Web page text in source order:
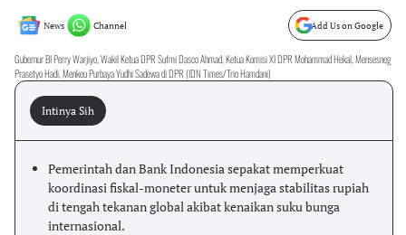
News Channel Add Us on Google
Gubernur BI Perry Warjiyo, Wakil Ketua DPR Sufmi Dasco Ahmad, Ketua Komisi XI DPR Mohammad Hekal, Mensesneg
Prasetyo Hadi, Menkeu Purbaya Yudhi Sadewa di DPR (IDN Times/Trio Hamdani)
Intinya Sih
Pemerintah dan Bank Indonesia sepakat memperkuat
koordinasi fiskal-moneter untuk menjaga stabilitas rupiah
di tengah tekanan global akibat kenaikan suku bunga
internasional.